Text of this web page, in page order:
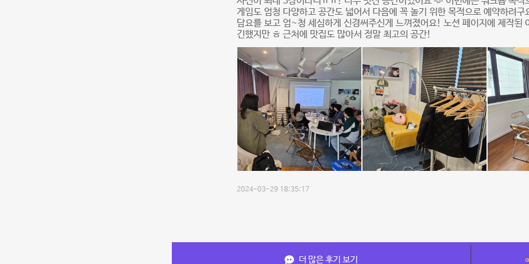
게임도 엄청 다양하고 공간도 넓어서 다음에 꼭 놀기 위한 목적으로 예약하려
담요를 보고 엄~청 세심하게 신경써주신게 느껴졌어요! 노션 페이지에 제작된
긴했지만 ㅎ 근처에 맛집도 많아서 정말 최고의 공간!
2024-03-29 18:35:17
더 많은 후기 보기